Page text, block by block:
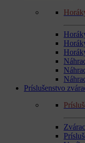
Príslušenstvo